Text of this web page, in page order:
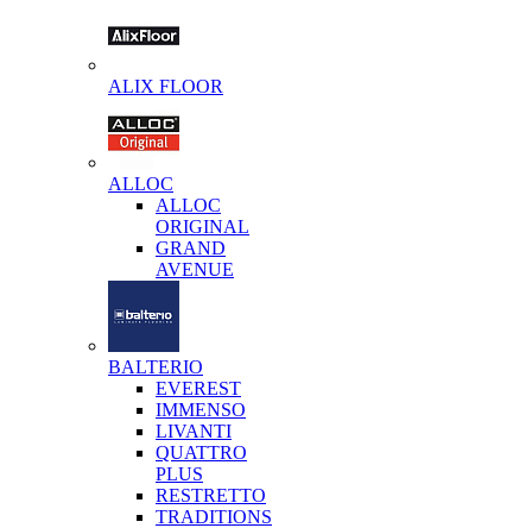
ALIX FLOOR
ALLOC
ALLOC
ORIGINAL
GRAND
AVENUE
BALTERIO
EVEREST
IMMENSO
LIVANTI
QUATTRO
PLUS
RESTRETTO
TRADITIONS